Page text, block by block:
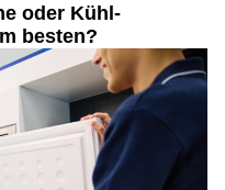
oder Kühl-
besten?